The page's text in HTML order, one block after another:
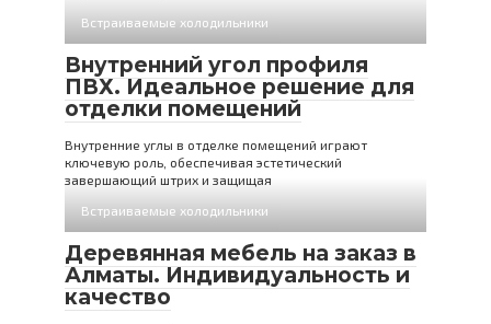
Встраиваемые холодильники
Внутренний угол профиля
ПВХ. Идеальное решение для
отделки помещений
Внутренние углы в отделке помещений играют
ключевую роль, обеспечивая эстетический
завершающий штрих и защищая
Встраиваемые холодильники
Деревянная мебель на заказ в
Алматы. Индивидуальность и
качество